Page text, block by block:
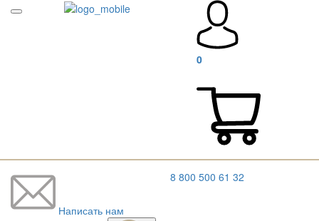
0
Написать нам
8 800 500 61 32